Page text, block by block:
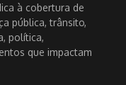
à cobertura de
pública, trânsito,
política,
que impactam